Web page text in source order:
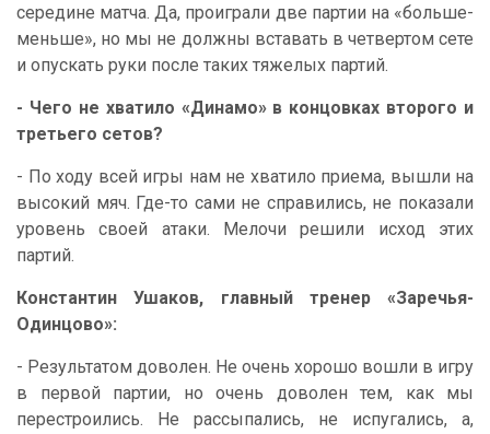
середине матча. Да, проиграли две партии на «больше-
меньше», но мы не должны вставать в четвертом сете
и опускать руки после таких тяжелых партий.
- Чего не хватило «Динамо» в концовках второго и
третьего сетов?
- По ходу всей игры нам не хватило приема, вышли на
высокий мяч. Где-то сами не справились, не показали
уровень своей атаки. Мелочи решили исход этих
партий.
Константин Ушаков, главный тренер «Заречья-
Одинцово»:
- Результатом доволен. Не очень хорошо вошли в игру
в первой партии, но очень доволен тем, как мы
перестроились. Не рассыпались, не испугались, а,